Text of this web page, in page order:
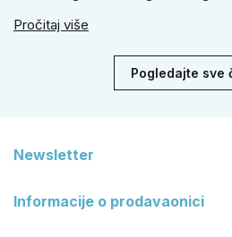
se zbog veće sigurnosti isplati
Pročitaj više
Pogledajte sve
Newsletter
Informacije o prodavaonici